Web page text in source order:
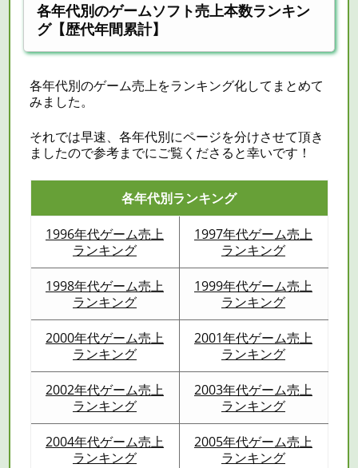
各年代別のゲームソフト売上本数ランキン
グ【歴代年間累計】
各年代別のゲーム売上をランキング化してまとめて
みました。
それでは早速、各年代別にページを分けさせて頂き
ましたので参考までにご覧くださると幸いです！
各年代別ランキング
1996年代ゲーム売上
ランキング
1997年代ゲーム売上
ランキング
1998年代ゲーム売上
ランキング
1999年代ゲーム売上
ランキング
2000年代ゲーム売上
ランキング
2001年代ゲーム売上
ランキング
2002年代ゲーム売上
ランキング
2003年代ゲーム売上
ランキング
2004年代ゲーム売上
ランキング
2005年代ゲーム売上
ランキング